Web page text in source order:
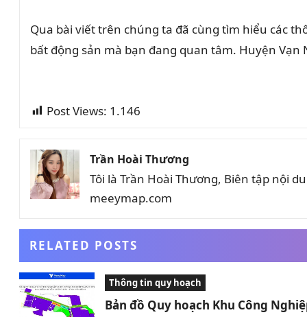
Qua bài viết trên chúng ta đã cùng tìm hiểu các
bất động sản mà bạn đang quan tâm. Huyện
Post Views: 1.146
Trần Hoài Thương
Tôi là Trần Hoài Thương, Biên tập nội
meeymap.com
RELATED POSTS
Thông tin quy hoạch
Bản đồ Quy hoạch Khu Công